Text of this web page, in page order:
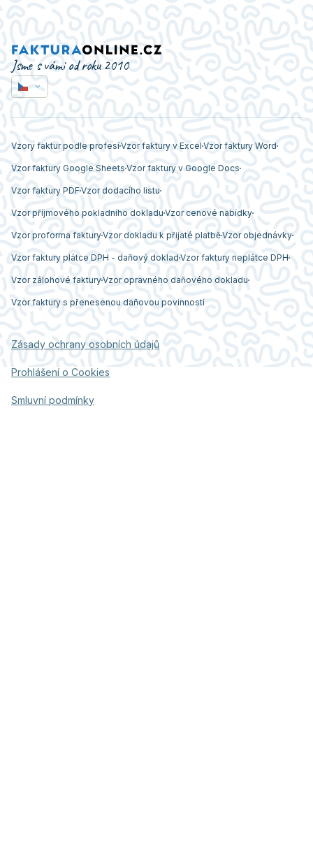
Jsme s vámi od roku 2010
Vzory faktur podle profesíVzor faktury v Excel Vzor faktury Word
Vzor faktury Google Sheets Vzor faktury v Google Docs
Vzor faktury PDF Vzor dodacího listu
Vzor příjmového pokladního dokladu Vzor cenové nabídky
Vzor proforma fakturyVzor dokladu k přijaté platběVzor objednávky
Vzor faktury plátce DPH - daňový doklad Vzor faktury neplátce DPH
Vzor zálohové fakturyVzor opravného daňového dokladu
Vzor faktury s přenesenou daňovou povinností
Zásady ochrany osobních údajů
Prohlášení o Cookies
Smluvní podmínky